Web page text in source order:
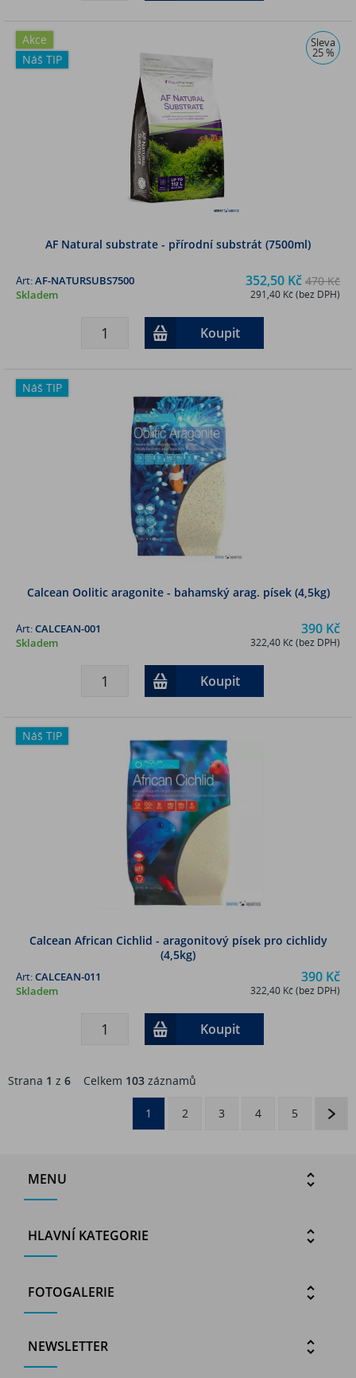
Akce
Náš TIP
Sleva
25 %
AF Natural substrate - přírodní substrát (7500ml)
352,50 Kč 470 Kč
291,40 Kč (bez DPH)
Art:AF-NATURSUBS7500
Skladem
Koupit
Náš TIP
Calcean Oolitic aragonite - bahamský arag. písek (4,5kg)
390 Kč
322,40 Kč (bez DPH)
Art:CALCEAN-001
Skladem
Koupit
Náš TIP
Calcean African Cichlid - aragonitový písek pro cichlidy
(4,5kg)
390 Kč
322,40 Kč (bez DPH)
Art:CALCEAN-011
Skladem
Koupit
Strana 1 z 6 Celkem 103 záznamů
1 2 3 4 5
MENU
HLAVNÍ KATEGORIE
FOTOGALERIE
NEWSLETTER